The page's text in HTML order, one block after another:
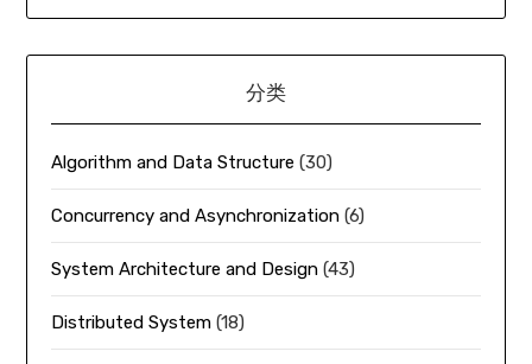
分类
Algorithm and Data Structure (30)
Concurrency and Asynchronization (6)
System Architecture and Design (43)
Distributed System (18)